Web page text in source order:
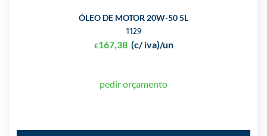
ÓLEO DE MOTOR 20W-50 5L
1129
€167,38 (c/ iva)/un
pedir orçamento